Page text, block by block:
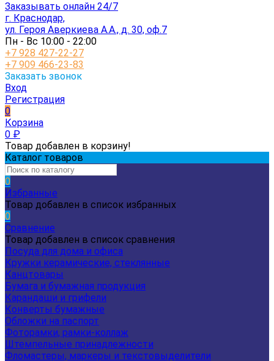
Заказывать онлайн 24/7
г. Краснодар,
ул. Героя Аверкиева А.А., д. 30, оф.7
Пн - Вс 10:00 - 22:00
+7 928 427-22-27
+7 909 466-23-83
Заказать звонок
Вход
Регистрация
0
Корзина
0 ₽
Товар добавлен в корзину!
Каталог товаров
0
Избранные
Товар добавлен в список избранных
0
Сравнение
Товар добавлен в список сравнения
Посуда для дома и офиса
Кружки керамические, стеклянные
Канцтовары
Бумага и бумажная продукция
Карандаши и грифели
Конверты бумажные
Обложки на паспорт
Фоторамки, рамки-коллаж
Штемпельные принадлежности
Фломастеры, маркеры и текстовыделители